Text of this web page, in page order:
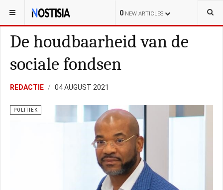
0 NEW ARTICLES
YOU ARE HERE: CURAÇAO POLITIEK
De houdbaarheid van de
sociale fondsen
REDACTIE 04 AUGUST 2021
POLITIEK